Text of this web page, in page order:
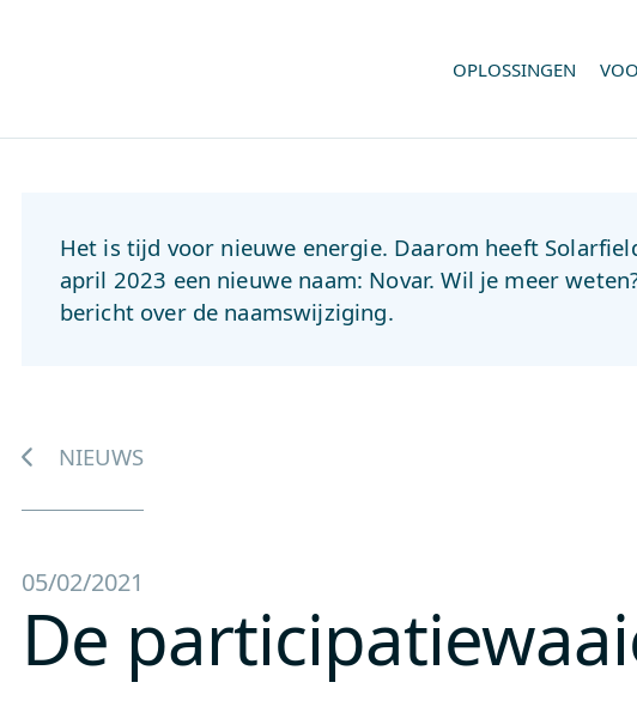
OPLOSSINGEN
Het is tijd voor nieuwe energie. Daarom heeft
april 2023 een nieuwe naam: Novar. Wil je meer
bericht over de naamswijziging.
NIEUWS
05/02/2021
De